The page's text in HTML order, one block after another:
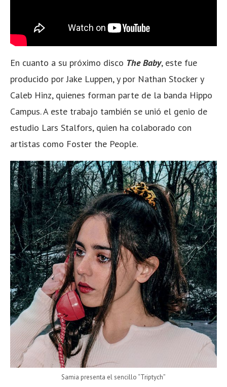
En cuanto a su próximo disco The Baby, este fue
producido por Jake Luppen, y por Nathan Stocker y
Caleb Hinz, quienes forman parte de la banda Hippo
Campus. A este trabajo también se unió el genio de
estudio Lars Stalfors, quien ha colaborado con
artistas como Foster the People.
Samia presenta el sencillo “Triptych”